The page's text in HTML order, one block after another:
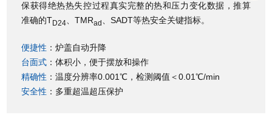
保获得绝热热失控过程真实完整的热和压力变化数据，推算
准确的TD24 、TMRad 、SADT等热安全关键指标。
便捷性 ：炉盖自动升降
台面式 ：体积小，便于摆放和操作
精确性 ：温度分辨率0.001℃，检测阈值＜0.01℃/min
安全性 ：多重超温超压保护